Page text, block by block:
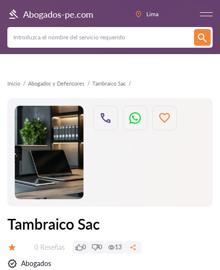
Abogados-pe.com Lima
Inicio Abogados y Defensores Tambraico Sac
Atrás
Tambraico Sac
Número de reseñas:
0 Reseñas 0 0 13
Abogados